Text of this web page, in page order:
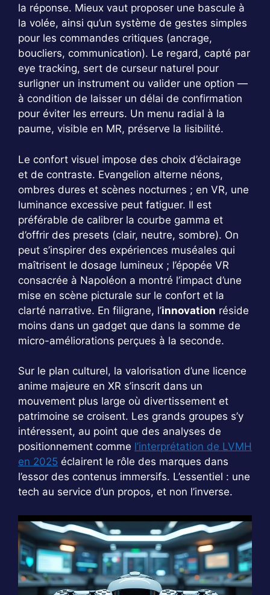
la réponse. Mieux vaut proposer une bascule à
la volée, ainsi qu’un système de gestes simples
pour les commandes critiques (ancrage,
boucliers, communication). Le regard, capté par
eye tracking, sert de curseur naturel pour
surligner un instrument ou valider une option —
à condition de laisser un délai de confirmation
pour éviter les erreurs. Un menu radial à la
paume, visible en MR, préserve la lisibilité.
Le confort visuel impose des choix d’éclairage
et de contraste. Evangelion alterne néons,
ombres dures et scènes nocturnes ; en VR, une
luminance excessive peut fatiguer. Il est
préférable de calibrer la courbe gamma et
d’offrir des presets (clair, neutre, sombre). On
peut s’inspirer des expériences muséales qui
maîtrisent le dosage lumineux ; l’épopée VR
consacrée à Napoléon a montré l’impact d’une
mise en scène picturale sur le confort et la
clarté narrative. En filigrane, l’innovation réside
moins dans un gadget que dans la somme de
micro-améliorations perçues à la seconde.
Sur le plan culturel, la valorisation d’une licence
anime majeure en XR s’inscrit dans un
mouvement plus large où divertissement et
patrimoine se croisent. Les grands groupes s’y
intéressent, au point que des analyses de
positionnement comme l’interprétation de LVMH
en 2025 éclairent le rôle des marques dans
l’essor des contenus immersifs. L’essentiel : une
tech au service d’un propos, et non l’inverse.